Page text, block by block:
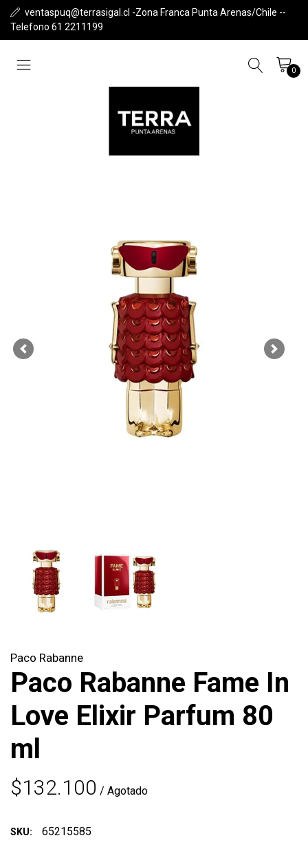
ventaspuq@terrasigal.cl -Zona Franca Punta Arenas/Chile --
Telefono 61 2211199
0
Previous Next
Paco Rabanne
Paco Rabanne Fame In
Love Elixir Parfum 80
ml
$132.100 / Agotado
SKU: 65215585